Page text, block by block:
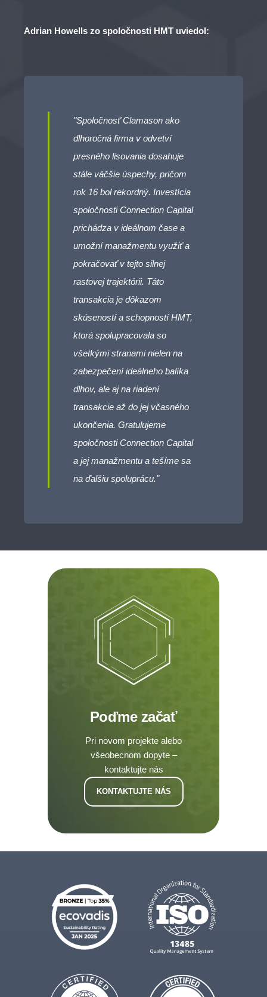
Adrian Howells zo spoločnosti HMT uviedol:
"Spoločnosť Clamason ako
dlhoročná firma v odvetví
presného lisovania dosahuje
stále väčšie úspechy, pričom
rok 16 bol rekordný. Investícia
spoločnosti Connection Capital
prichádza v ideálnom čase a
umožní manažmentu využiť a
pokračovať v tejto silnej
rastovej trajektórii. Táto
transakcia je dôkazom
skúseností a schopností HMT,
ktorá spolupracovala so
všetkými stranami nielen na
zabezpečení ideálneho balíka
dlhov, ale aj na riadení
transakcie až do jej včasného
ukončenia. Gratulujeme
spoločnosti Connection Capital
a jej manažmentu a tešíme sa
na ďalšiu spoluprácu."
Poďme začať
Pri novom projekte alebo
všeobecnom dopyte –
kontaktujte nás
KONTAKTUJTE NÁS